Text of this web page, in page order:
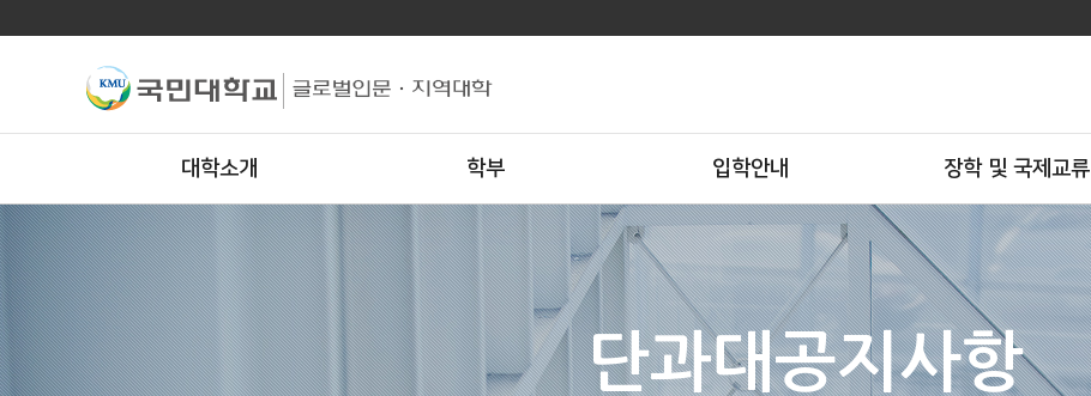
대학소개 학부 입학안내 장학 및 국제교류
단과대공지사항